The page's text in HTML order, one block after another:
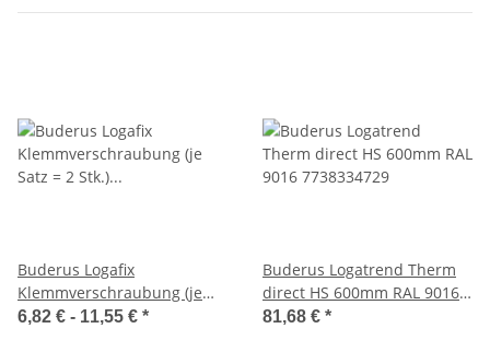
Buderus Logafix
Klemmverschraubung (je
Satz = 2 Stk.) für Kunststoff-,
6,82 € - 11,55 € *
Buderus Logatrend Therm
direct HS 600mm RAL 9016
7738334729
81,68 € *